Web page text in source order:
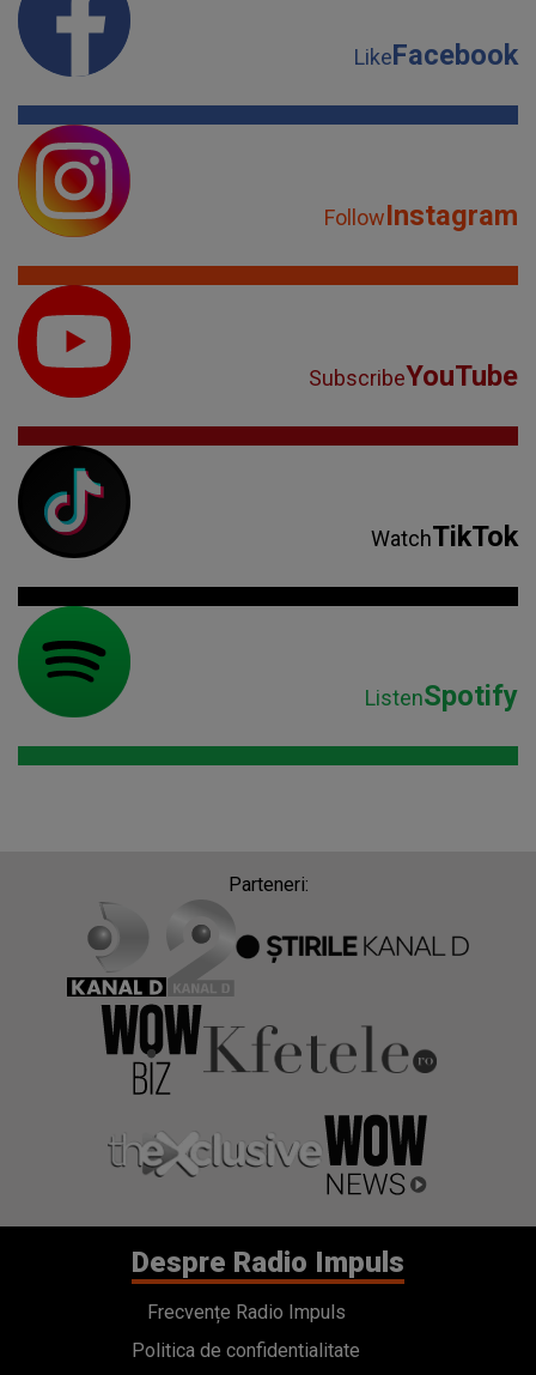
LikeFacebook
FollowInstagram
SubscribeYouTube
WatchTikTok
ListenSpotify
Parteneri:
Despre Radio Impuls
Frecvențe Radio Impuls
Politica de confidentialitate